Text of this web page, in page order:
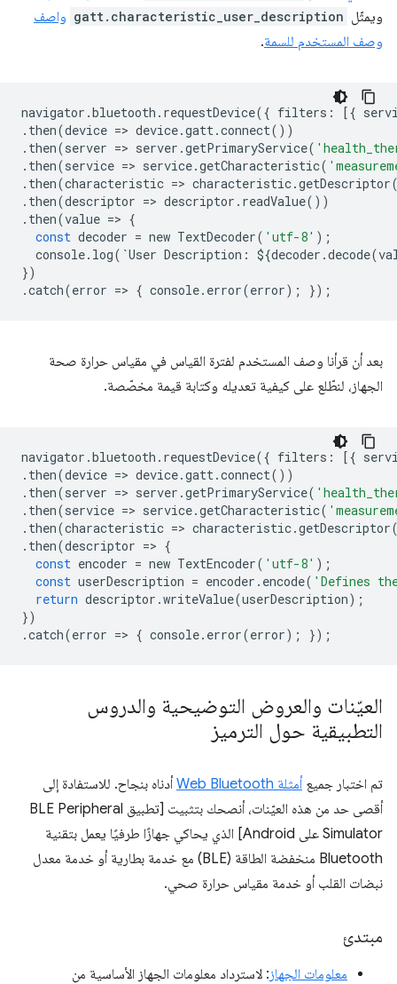
ويمثّل gatt.characteristic_user_description واصف
وصف المستخدم للسمة.
navigator .bluetooth . requestDevice({ filters : [{
. then(device => device.gatt.connect())
. then(server => server .getPrimaryService(
. then(service => service.getCharacteristic(
. then(characteristic => characteristic.getDescriptor
. then(descriptor => descriptor . readValue())
. then(value => {
const decoder = new TextDecoder( 'utf-8' );
console. log( `User Description : ${decoder .decode(
})
.catch(error => { console. error(error); });
بعد أن قرأنا وصف المستخدم لفترة القياس في مقياس حرارة صحة
الجهاز، لنطّلع على كيفية تعديله وكتابة قيمة مخصّصة.
navigator .bluetooth . requestDevice({ filters : [{
. then(device => device.gatt.connect())
. then(server => server .getPrimaryService(
. then(service => service.getCharacteristic(
. then(characteristic => characteristic.getDescriptor
. then(descriptor => {
const encoder = new TextEncoder( 'utf-8' );
const userDescription = encoder . encode( 'Defines
return descriptor .writeValue(userDescription);
})
.catch(error => { console. error(error); });
العيّنات والعروض التوضيحية والدروس
التطبيقية حول الترميز
تم اختبار جميع أمثلة Web Bluetooth
أدناه بنجاح. للاستفادة إلى
أقصى حد من هذه العيّنات، أنصحك بتثبيت [تطبيق BLE Peripheral
Simulator على Android] الذي يحاكي جهازًا طرفيًا يعمل بتقنية
Bluetooth منخفضة الطاقة (BLE) مع خدمة بطارية أو خدمة معدل
نبضات القلب أو خدمة مقياس حرارة صحي.
مبتدئ
معلومات الجهاز: لاسترداد معلومات الجهاز الأساسية من